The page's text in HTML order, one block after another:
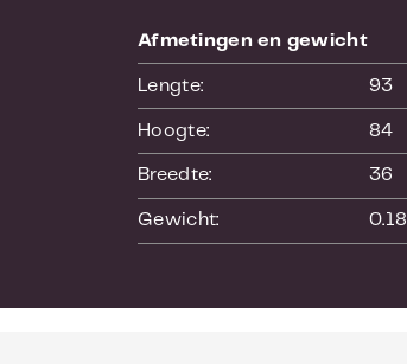
Afmetingen en gewicht
Lengte: 93
Hoogte: 84
Breedte: 36
Gewicht: 0.18